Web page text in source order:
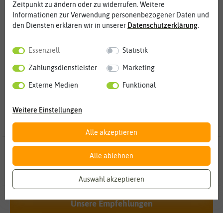
um eine Paprikaschote handelt?
Blockpaprikasamen Spitzpaprikasamen
119 Ergebnisse
Unsere Empfehlungen
Zeitpunkt zu ändern oder zu widerrufen. Weitere
Informationen zur Verwendung personenbezogener Daten und
den Diensten erklären wir in unserer Daten­schutz­erklärung
Essenziell Statistik
Zahlungsdienstleister Marketing
Externe Medien Funktional
Weitere Einstellungen
Alle akzeptieren
Alle ablehnen
Auswahl akzeptieren